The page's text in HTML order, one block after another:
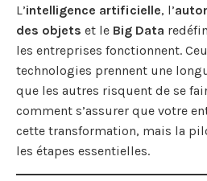
L’intelligence artificielle, l’
des objets et le Big Data
les entreprises fonctionnent.
technologies prennent une
que les autres risquent de se
comment s’assurer que votre
cette transformation, mais la
les étapes essentielles.